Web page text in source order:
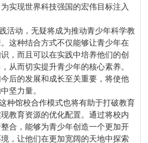
实现世界科技强国的宏伟目标注入
活动，无疑将成为推动青少年科学教
这种结合方式不仅能够让青少年在
，而且可以在实践中培养他们的创
从而切实提升青少年的核心素养。
后的发展和成长至关重要，将使他
坚力量。
种馆校合作模式也将有助于打破教育
教育资源的优化配置。通过将校内
合，能够为青少年创造一个更加开
，让他们在更加宽阔的天地中探索